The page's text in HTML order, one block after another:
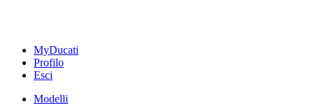
MyDucati
Profilo
Esci
Modelli